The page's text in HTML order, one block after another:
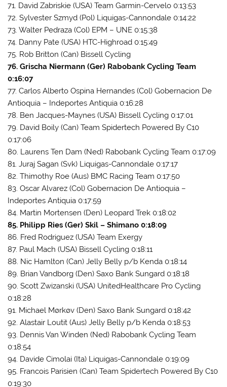
71. David Zabriskie (USA) Team Garmin-Cervelo 0:13:53
72. Sylvester Szmyd (Pol) Liquigas-Cannondale 0:14:22
73. Walter Pedraza (Col) EPM – UNE 0:15:38
74. Danny Pate (USA) HTC-Highroad 0:15:49
75. Rob Britton (Can) Bissell Cycling
76. Grischa Niermann (Ger) Rabobank Cycling Team
0:16:07
77. Carlos Alberto Ospina Hernandes (Col) Gobernacion De
Antioquia – Indeportes Antiquia 0:16:28
78. Ben Jacques-Maynes (USA) Bissell Cycling 0:17:01
79. David Boily (Can) Team Spidertech Powered By C10
0:17:06
80. Laurens Ten Dam (Ned) Rabobank Cycling Team 0:17:09
81. Juraj Sagan (Svk) Liquigas-Cannondale 0:17:17
82. Thimothy Roe (Aus) BMC Racing Team 0:17:50
83. Oscar Alvarez (Col) Gobernacion De Antioquia –
Indeportes Antiquia 0:17:59
84. Martin Mortensen (Den) Leopard Trek 0:18:02
85. Philipp Ries (Ger) Skil – Shimano 0:18:09
86. Fred Rodriguez (USA) Team Exergy
87. Paul Mach (USA) Bissell Cycling 0:18:11
88. Nic Hamlton (Can) Jelly Belly p/b Kenda 0:18:14
89. Brian Vandborg (Den) Saxo Bank Sungard 0:18:18
90. Scott Zwizanski (USA) UnitedHealthcare Pro Cycling
0:18:28
91. Michael Mørkøv (Den) Saxo Bank Sungard 0:18:42
92. Alastair Loutit (Aus) Jelly Belly p/b Kenda 0:18:53
93. Dennis Van Winden (Ned) Rabobank Cycling Team
0:18:54
94. Davide Cimolai (Ita) Liquigas-Cannondale 0:19:09
95. Francois Parisien (Can) Team Spidertech Powered By C10
0:19:30